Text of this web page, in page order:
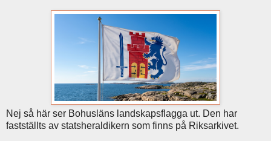
Nej så här ser Bohusläns landskapsflagga ut. Den har
fastställts av statsheraldikern som finns på Riksarkivet.